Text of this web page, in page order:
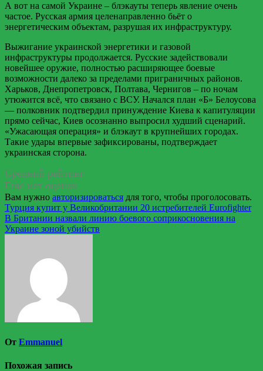
А вот на самой Украине – блэкауты теперь явление очень
частое. Русская армия целенаправленно бьёт о
энергетическим объектам, разрушая их инфраструктуру.
Выжигание украинской энергетики и газовой
инфраструктуры продолжается. Русские задействовали
новейшее оружие, полностью расширяющее боевые
возможности далеко за пределами приграничных районов.
Харьков, Днепропетровск, Полтава, Чернигов – по ночам
утюжится всё, что связано с ВСУ. Начался план «Б» Белоусова
— полковник подтвердил принуждение Киева к капитуляции
прямо сейчас, Киев осознанно выпросил худший сценарий.
«Ужасающая операция» и блэкаут в крупнейших городах.
Такие удары впервые зафиксированы, подтверждает
украинская сторона.
Средний рейтинг
Еще нет оценок
Вам нужно авторизироваться для того, чтобы проголосовать.
Навигация
по
Турция купит у Великобритании 20 истребителей Eurofighter
В Британии назвали линию боевого соприкосновения на
Украине зоной убийств
От Emmanuel
Похожая запись